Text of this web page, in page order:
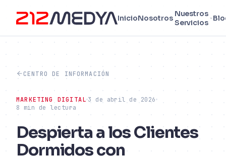
InicioNosotros Nuestros
Servicios
CENTRO DE INFORMACIÓN
MARKETING DIGITAL 3 de abril de 2026
8 min de lectura
Despierta a los Clientes
Dormidos con